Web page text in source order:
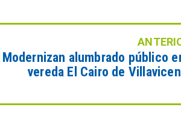
Modernizan alumbrado público
vereda El Cairo de